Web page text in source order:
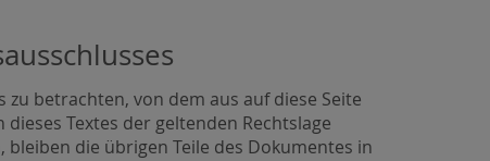
betrachten, von dem aus auf diese Seite
Textes der geltenden Rechtslage
die übrigen Teile des Dokumentes in